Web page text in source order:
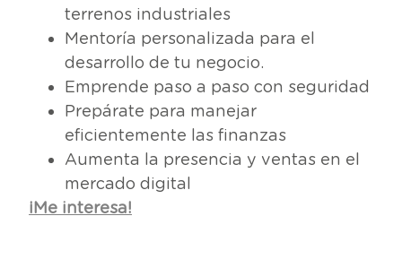
terrenos industriales
Mentoría personalizada para el
desarrollo de tu negocio.
Emprende paso a paso con seguridad
Prepárate para manejar
eficientemente las finanzas
Aumenta la presencia y ventas en el
mercado digital
¡Me interesa!